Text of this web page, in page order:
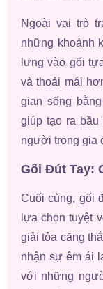
Ngoài vai trò
những khoảnh
lưng vào gối
và thoải mái
gian sống
giúp tạo ra bầu
người trong gia
Gối Đút Tay:
Cuối cùng, gối
lựa chọn tuyệt
giải tỏa căng
nhận sự êm ái
với những